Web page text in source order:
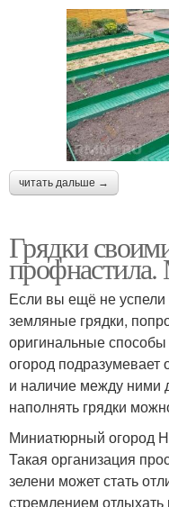
читать дальше →
Грядки
Если вы ещё не успели
земляные грядки,
оригинальные
огород подразумевает
и наличие между ними
наполнять грядки
Миниатюрный огород
Такая организация
зелени может стать
стремлением